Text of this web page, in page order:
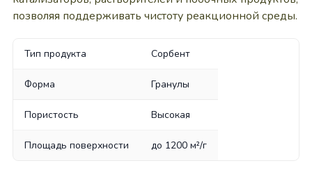
позволяя поддерживать чистоту реакционной среды.
Тип продукта Сорбент
Форма Гранулы
Пористость Высокая
Площадь поверхности до 1200 м²/г